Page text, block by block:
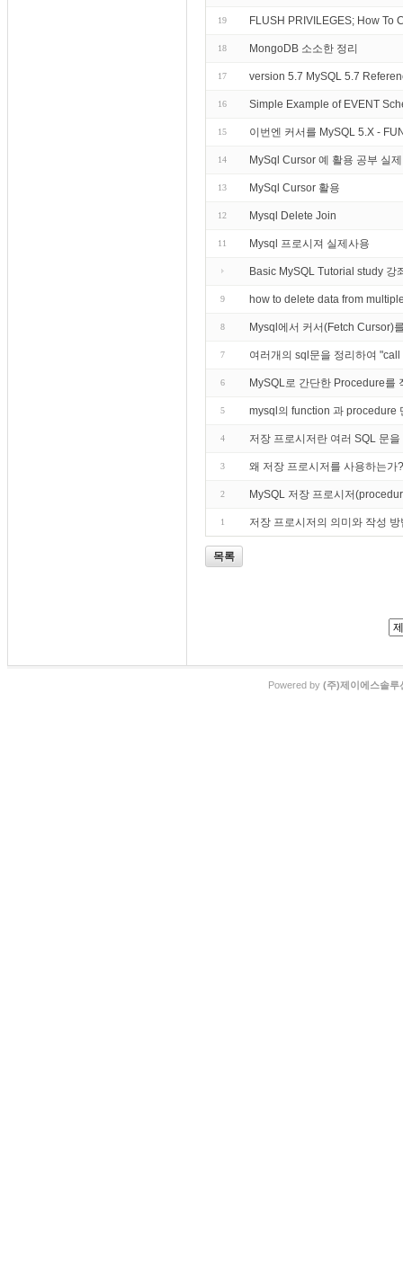
19 FLUSH PRIVILEGES; How To
18 MongoDB 소소한 정리
17 version 5.7 MySQL 5.7
16 Simple Example of EVENT
15 이번엔 커서를 MySQL 5.X -
14 MySql Cursor 예 활용 공부 실
13 MySql Cursor 활용
12 Mysql Delete Join
11 Mysql 프로시져 실제사용
Basic MySQL Tutorial study 강
9 how to delete data from
8 Mysql에서 커서(Fetch Cursor)
7 여러개의 sql문을 정리하여
6 MySQL로 간단한 Procedure를
5 mysql의 function 과 procedure
4 저장 프로시저란 여러 SQL 문
3 왜 저장 프로시저를 사용하는가?
2 MySQL 저장 프로시저
1 저장 프로시저의 의미와 작성
목록
Powered by (주)제이에스솔루